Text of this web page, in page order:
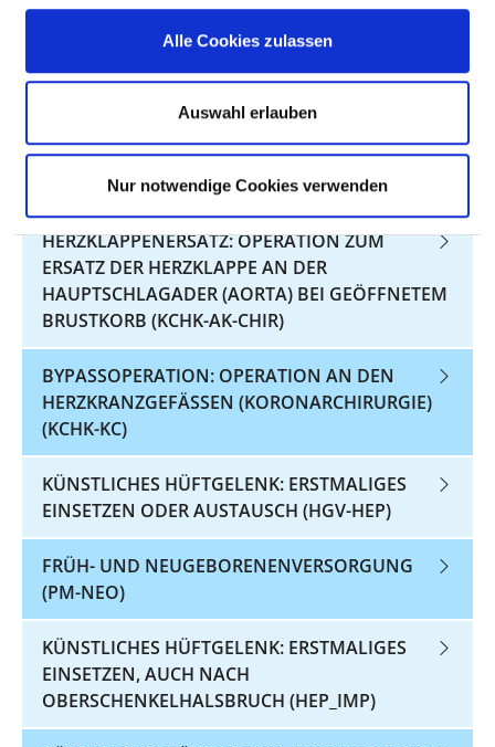
Alle Cookies zulassen
Auswahl erlauben
Nur notwendige Cookies verwenden
GEBROCHENEN KNOCHENTEILE DURCH EINE
METALLENE VERBINDUNG (HGV-OSFRAK)
VORBEUGUNG DURCH PFLEGERISCHE
MASSNAHMEN (DEK)
HERZKLAPPENERSATZ: OPERATION ZUM
ERSATZ DER HERZKLAPPE AN DER
HAUPTSCHLAGADER (AORTA) BEI GEÖFFNETEM
BRUSTKORB (KCHK-AK-CHIR)
BYPASSOPERATION: OPERATION AN DEN
HERZKRANZGEFÄSSEN (KORONARCHIRURGIE) (
KCHK-KC)
KÜNSTLICHES HÜFTGELENK: ERSTMALIGES
EINSETZEN ODER AUSTAUSCH (HGV-HEP)
FRÜH- UND NEUGEBORENENVERSORGUNG
(PM-NEO)
KÜNSTLICHES HÜFTGELENK: ERSTMALIGES
EINSETZEN, AUCH NACH
OBERSCHENKELHALSBRUCH (HEP_IMP)